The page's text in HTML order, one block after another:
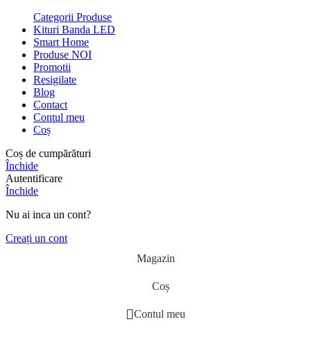
Categorii Produse
Kituri Banda LED
Smart Home
Produse NOI
Promotii
Resigilate
Blog
Contact
Contul meu
Coș
Coș de cumpărături
Închide
Autentificare
Închide
Nu ai inca un cont?
Creați un cont
Magazin
Coș
Contul meu